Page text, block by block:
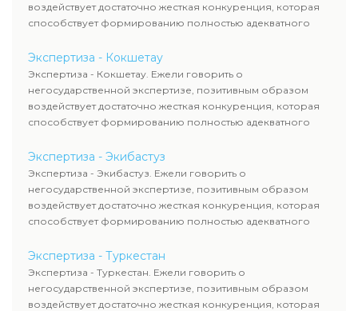
воздействует достаточно жесткая конкуренция, которая
способствует формированию полностью адекватного
Экспертиза - Кокшетау
Экспертиза - Кокшетау. Ежели говорить о
негосударственной экспертизе, позитивным образом
воздействует достаточно жесткая конкуренция, которая
способствует формированию полностью адекватного
Экспертиза - Экибастуз
Экспертиза - Экибастуз. Ежели говорить о
негосударственной экспертизе, позитивным образом
воздействует достаточно жесткая конкуренция, которая
способствует формированию полностью адекватного
Экспертиза - Туркестан
Экспертиза - Туркестан. Ежели говорить о
негосударственной экспертизе, позитивным образом
воздействует достаточно жесткая конкуренция, которая